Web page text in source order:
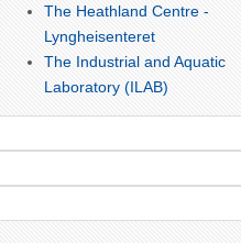
The Heathland Centre -
Lyngheisenteret
The Industrial and Aquatic
Laboratory (ILAB)